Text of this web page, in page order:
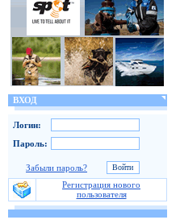
ВХОД
Логин:
Пароль:
Забыли пароль?
Регистрация нового
пользователя